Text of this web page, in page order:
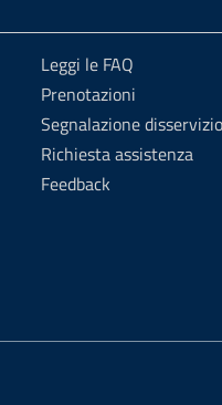
Leggi le FAQ
Prenotazioni
Segnalazione disservizio
Richiesta assistenza
Feedback